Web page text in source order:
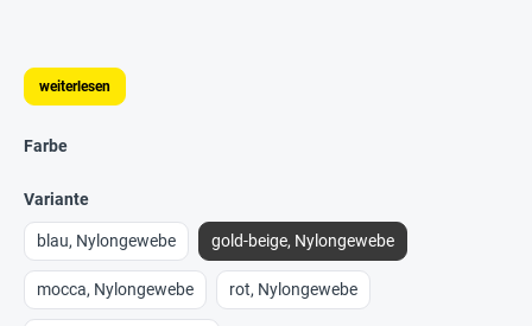
weiterlesen
Farbe
Variante
blau, Nylongewebe gold-beige, Nylongewebe
mocca, Nylongewebe rot, Nylongewebe